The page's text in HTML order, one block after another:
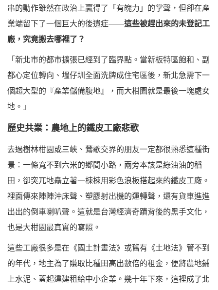
串的動作雖然在政治上贏得了「有魄力」的掌聲，但卻在產
業端留下了一個巨大的後遺症——這些被趕出來的未登記工
廠，究竟搬去哪裡了？
「新北市的都市擴張已經到了臨界點。當新板特區飽和、副
都心定位轉向、塭仔圳全面洗牌成住宅區後，新北急需下一
個超大型的『產業儲備腹地』，而大柑園就是最後一塊處女
地。」
歷史共業：農地上的鐵皮工廠悲歌
去過樹林柑園或三峽、鶯歌交界的朋友一定都很熟悉這種街
景：一條寬不到六米的鄉間小路，兩旁本該是綠油油的稻
田，卻突兀地矗立著一棟棟用彩色浪板搭起來的鐵皮工廠。
裡面傳來陣陣沖床聲、塑膠射出機的運轉聲，還有貨車進進
出出的倒車喇叭聲。這就是台灣經濟奇蹟背後的黑手文化，
也是大柑園最真實的寫照。
這些工廠很多是在《國土計畫法》或舊有《土地法》管不到
的年代，地主為了賺取比種田高出數倍的租金，便將農地鋪
上水泥、蓋起違建租給中小企業。幾十年下來，這裡成了北